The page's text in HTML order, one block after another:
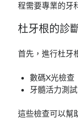
程需要專業的牙
杜牙根的診
首先，進行杜牙
數碼X光檢查
牙髓活力測試
這些檢查可以幫